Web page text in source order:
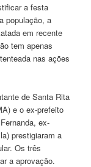
a festa
população, a
em recente
tem apenas
nas ações
de Santa Rita
e o ex-prefeito
ex-
prestigiaram a
Os três
a aprovação.